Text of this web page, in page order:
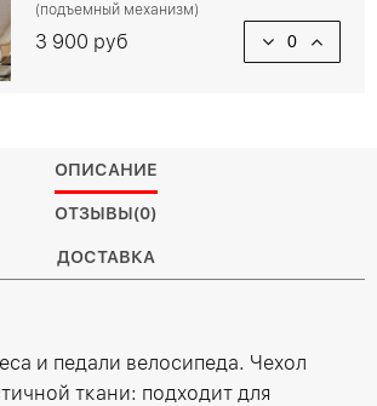
(подъемный механизм)
3 900 руб
ОПИСАНИЕ
ОТЗЫВЫ(0)
ДОСТАВКА
и педали велосипеда. Чехол
ткани: подходит для